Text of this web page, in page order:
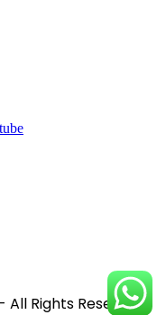
All Rights Reserved